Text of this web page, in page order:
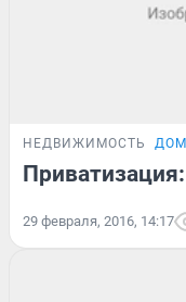
НЕДВИЖИМОСТЬ
29 февраля, 2016, 14:17